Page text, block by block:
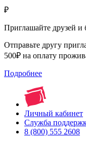
₽
Приглашайте друзей и
Отправьте другу
500₽ на оплату
Подробнее
Личный кабинет
Служба
8 (800) 555 2608